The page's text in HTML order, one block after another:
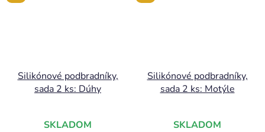
Silikónové podbradníky,
sada 2 ks: Dúhy
SKLADOM
Silikónové podbradníky,
sada 2 ks: Motýle
SKLADOM